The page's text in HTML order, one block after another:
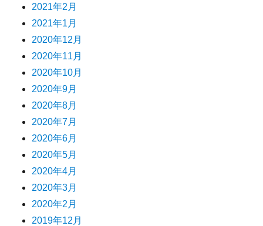
2021年2月
2021年1月
2020年12月
2020年11月
2020年10月
2020年9月
2020年8月
2020年7月
2020年6月
2020年5月
2020年4月
2020年3月
2020年2月
2019年12月